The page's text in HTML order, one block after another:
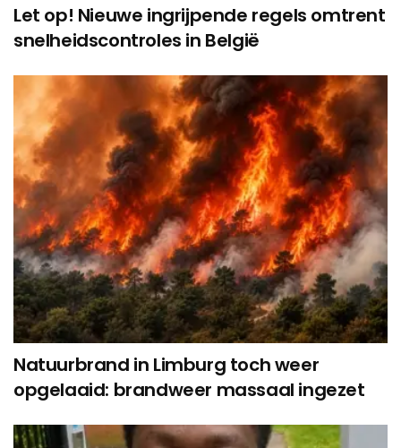
Let op! Nieuwe ingrijpende regels omtrent
snelheidscontroles in België
Natuurbrand in Limburg toch weer
opgelaaid: brandweer massaal ingezet